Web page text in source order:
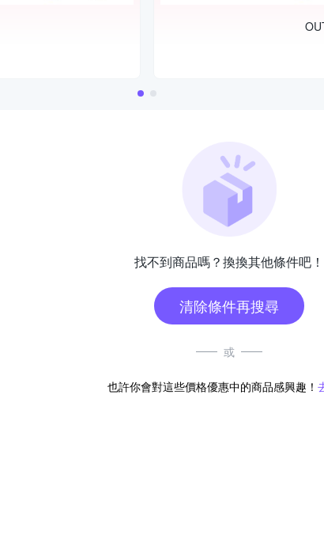
找不到商品嗎？換換其他條件吧！
清除條件再搜尋
或
也許你會對這些價格優惠中的商品感興趣！